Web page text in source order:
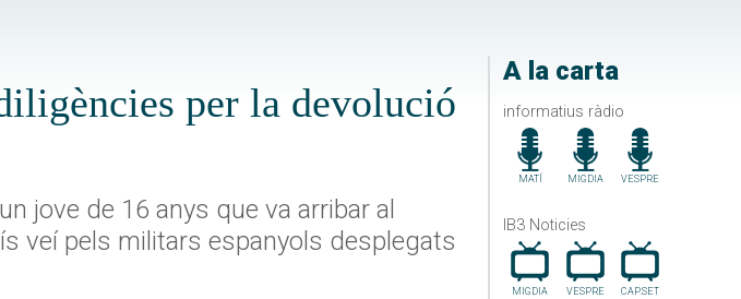
A la carta
informatius ràdio
MATÍ MIGDIA VESPRE
IB3 Noticies
MIGDIA VESPRE CAP.SET
per la devolució
jove de 16 anys que va arribar al
veí pels militars espanyols desplegats